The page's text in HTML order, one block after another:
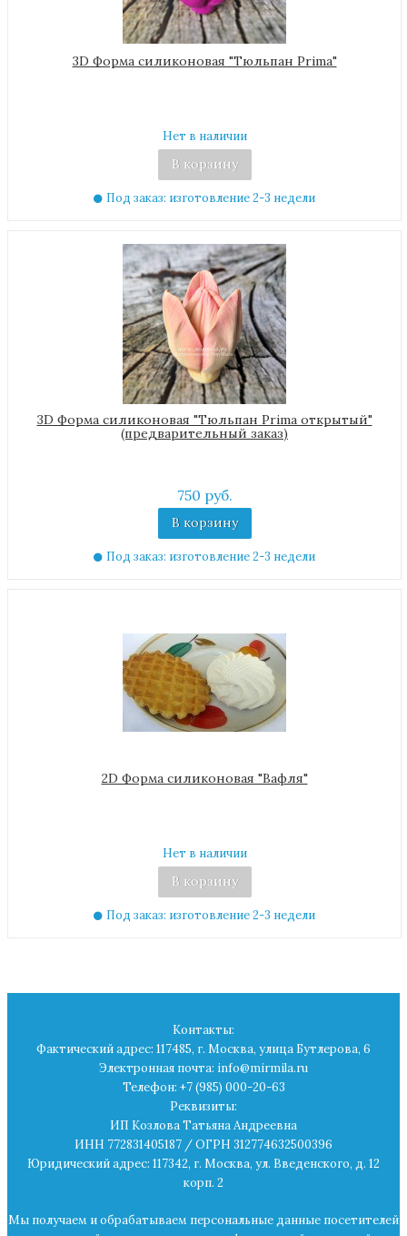
3D Форма силиконовая "Тюльпан Prima"
Нет в наличии
В корзину
Под заказ: изготовление 2-3 недели
3D Форма силиконовая "Тюльпан Prima открытый"
(предварительный заказ)
750 руб.
В корзину
Под заказ: изготовление 2-3 недели
2D Форма силиконовая "Вафля"
Нет в наличии
В корзину
Под заказ: изготовление 2-3 недели
Контакты:
Фактический адрес: 117485, г. Москва, улица Бутлерова, 6
Электронная почта: info@mirmila.ru
Телефон: +7 (985) 000-20-63
Реквизиты:
ИП Козлова Татьяна Андреевна
ИНН 772831405187 / ОГРН 312774632500396
Юридический адрес: 117342, г. Москва, ул. Введенского, д. 12
корп. 2
Мы получаем и обрабатываем персональные данные посетителей